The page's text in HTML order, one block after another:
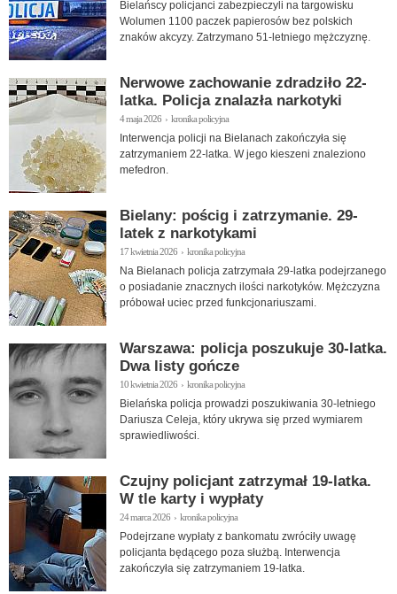
Bielańscy policjanci zabezpieczyli na targowisku
Wolumen 1100 paczek papierosów bez polskich
znaków akcyzy. Zatrzymano 51-letniego mężczyznę.
Nerwowe zachowanie zdradziło 22-
latka. Policja znalazła narkotyki
4 maja 2026 › kronika policyjna
Interwencja policji na Bielanach zakończyła się
zatrzymaniem 22-latka. W jego kieszeni znaleziono
mefedron.
Bielany: pościg i zatrzymanie. 29-
latek z narkotykami
17 kwietnia 2026 › kronika policyjna
Na Bielanach policja zatrzymała 29-latka podejrzanego
o posiadanie znacznych ilości narkotyków. Mężczyzna
próbował uciec przed funkcjonariuszami.
Warszawa: policja poszukuje 30-latka.
Dwa listy gończe
10 kwietnia 2026 › kronika policyjna
Bielańska policja prowadzi poszukiwania 30-letniego
Dariusza Celeja, który ukrywa się przed wymiarem
sprawiedliwości.
Czujny policjant zatrzymał 19-latka.
W tle karty i wypłaty
24 marca 2026 › kronika policyjna
Podejrzane wypłaty z bankomatu zwróciły uwagę
policjanta będącego poza służbą. Interwencja
zakończyła się zatrzymaniem 19-latka.